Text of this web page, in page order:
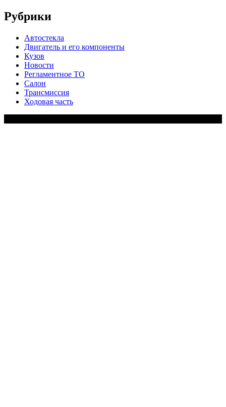
Рубрики
Автостекла
Двигатель и его компоненты
Кузов
Новости
Регламентное ТО
Салон
Трансмиссия
Ходовая часть